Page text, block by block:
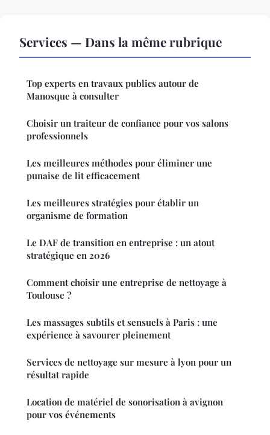
Services — Dans la même rubrique
Top experts en travaux publics autour de
Manosque à consulter
Choisir un traiteur de confiance pour vos salons
professionnels
Les meilleures méthodes pour éliminer une
punaise de lit efficacement
Les meilleures stratégies pour établir un
organisme de formation
Le DAF de transition en entreprise : un atout
stratégique en 2026
Comment choisir une entreprise de nettoyage à
Toulouse ?
Les massages subtils et sensuels à Paris : une
expérience à savourer pleinement
Services de nettoyage sur mesure à lyon pour un
résultat rapide
Location de matériel de sonorisation à avignon
pour vos événements